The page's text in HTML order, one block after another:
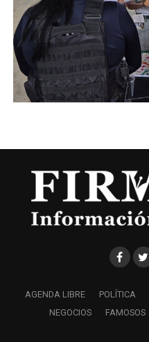
AGENDA LIBRE POLÍTICA
NEGOCIOS
FAMOSOS